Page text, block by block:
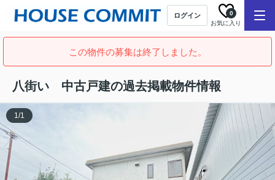
ログイン
お気に入り
0
この物件の募集は終了しました。
八街い 中古戸建の過去掲載物件情報
1/1